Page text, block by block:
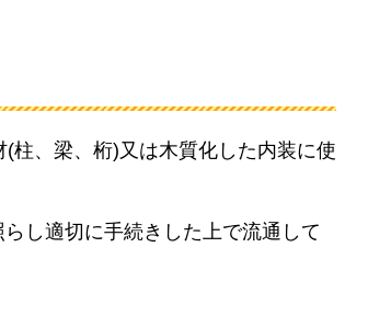
柱、梁、桁)又は木質化した内装に使
し適切に手続きした上で流通して